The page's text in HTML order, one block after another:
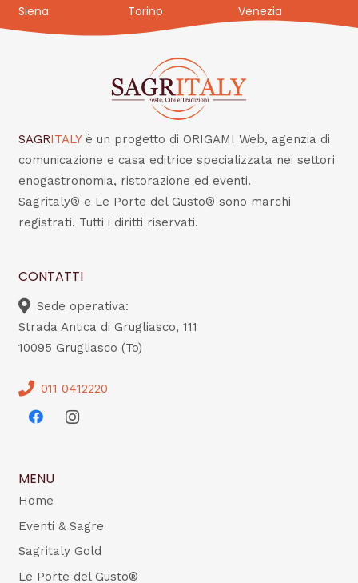
Siena
Torino Venezia
SAGRITALY è un progetto di ORIGAMI Web, agenzia di
comunicazione e casa editrice specializzata nei settori
enogastronomia, ristorazione ed eventi.
Sagritaly® e Le Porte del Gusto® sono marchi
registrati. Tutti i diritti riservati.
CONTATTI
Sede operativa:
Strada Antica di Grugliasco, 111
10095 Grugliasco (To)
011 0412220
MENU
Home
Eventi & Sagre
Sagritaly Gold
Le Porte del Gusto®